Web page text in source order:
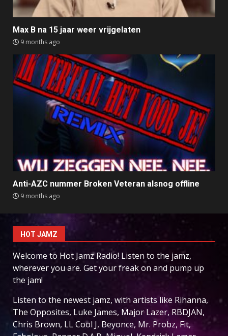
Max B na 15 jaar weer vrijgelaten
9 months ago
Anti-AZC nummer Broken Veteran alsnog offline
9 months ago
HOT JAMZ
Welcome to Hot Jamz Radio! Listen to the jamz,
wherever you are. Get your freak on and pump up
the jam!
Listen to the newest jamz, with artists like Rihanna,
The Opposites, Luke James, Major Lazer, RBDJAN,
Chris Brown, LL Cool J, Beyonce, Mr. Probz, Fit,